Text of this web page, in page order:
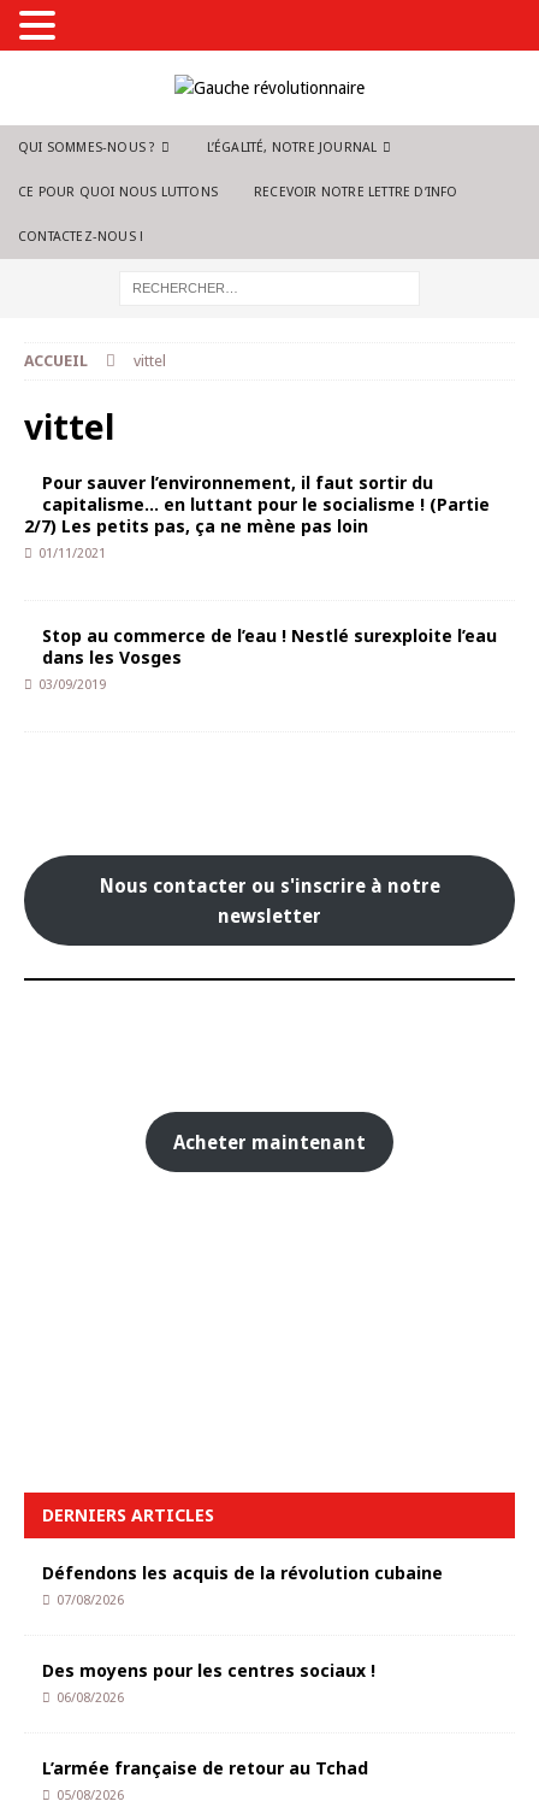
QUI SOMMES-NOUS ? L’ÉGALITÉ, NOTRE JOURNAL
CE POUR QUOI NOUS LUTTONS RECEVOIR NOTRE LETTRE D’INFO
CONTACTEZ-NOUS !
ACCUEIL vittel
vittel
Pour sauver l’environnement, il faut sortir du
capitalisme… en luttant pour le socialisme ! (Partie
2/7) Les petits pas, ça ne mène pas loin
01/11/2021
Stop au commerce de l’eau ! Nestlé surexploite l’eau
dans les Vosges
03/09/2019
Nous contacter ou s'inscrire à notre
newsletter
Acheter maintenant
DERNIERS ARTICLES
Défendons les acquis de la révolution cubaine
07/08/2026
Des moyens pour les centres sociaux !
06/08/2026
L’armée française de retour au Tchad
05/08/2026